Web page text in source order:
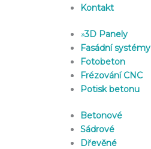
Kontakt
»3D Panely
Fasádní systémy
Fotobeton
Frézování CNC
Potisk betonu
Betonové
Sádrové
Dřevěné